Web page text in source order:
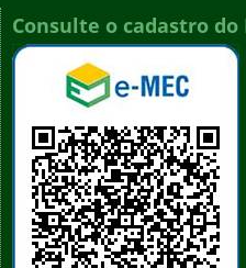
Consulte o cadastro do